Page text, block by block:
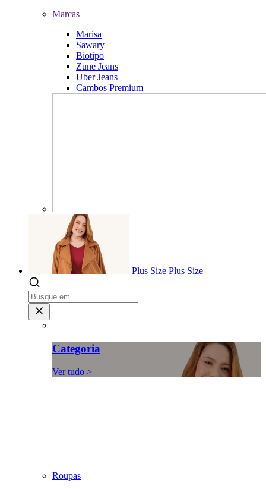
Marcas
Marisa
Sawary
Biotipo
Zune Jeans
Uber Jeans
Cambos Premium
Plus Size Plus Size
Categoria
Ver tudo >
Roupas